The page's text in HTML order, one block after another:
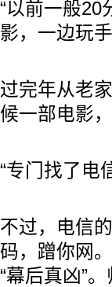
“以前一般20
影，一边玩
过完年从老
候一部电影
“专门找了电
不过，电信
码，蹭你网
“幕后真凶”